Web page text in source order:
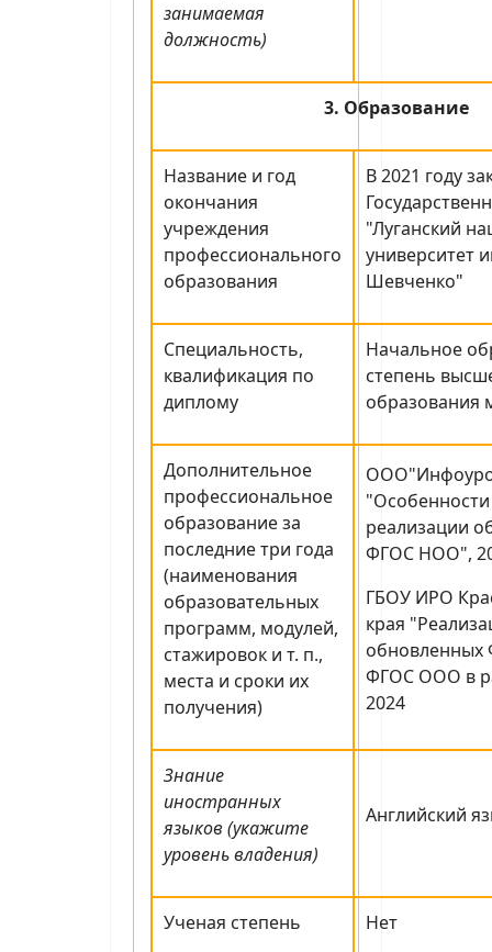
занимаемая
должность)
3. Образование
Название и год
окончания
учреждения
профессионального
образования
В 2021 году
"Луганский
университет
Шевченко"
Специальность,
квалификация по
диплому
Начальное
степень
образования
Дополнительное
профессиональное
образование за
последние три года
(наименования
образовательных
программ, модулей,
стажировок и т. п.,
места и сроки их
получения)
реализации
ФГОС НОО",
ГБОУ ИРО
края
ФГОС ООО в
2024
Знание
иностранных
языков (укажите
уровень владения)
Английский
Ученая степень Нет